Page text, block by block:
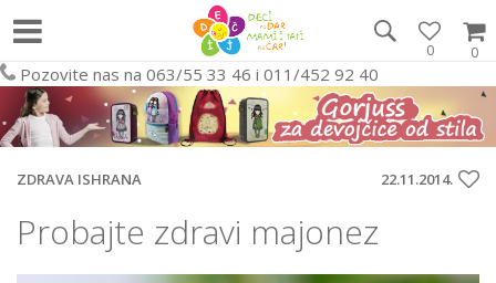
0
0
Pozovite nas na 063/55 33 46 i 011/452 92 40
ZDRAVA ISHRANA 22.11.2014.
Probajte zdravi majonez